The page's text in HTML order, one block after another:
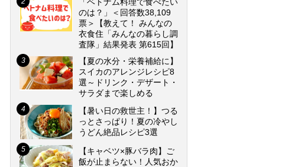
のは？」＜回答数38,109
票＞【教えて！ みんなの
衣食住「みんなの暮らし調
査隊」結果発表 第615回】
【夏の水分・栄養補給に】
スイカのアレンジレシピ8
選～ドリンク・デザート・
サラダまで楽しめる
【暑い日の救世主！】つる
っとさっぱり！夏の冷やし
うどん絶品レシピ3選
【キャベツ×豚バラ肉】ご
飯が止まらない！人気おか